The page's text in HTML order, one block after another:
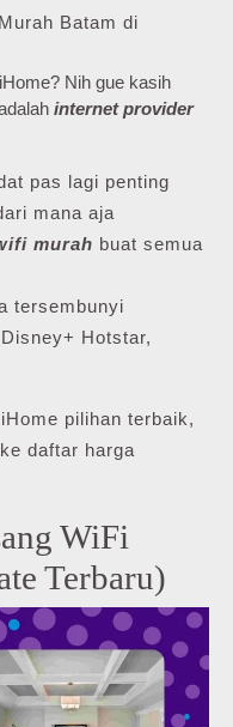
Batam di
Nih gue kasih
internet provider
pas lagi penting
mana aja
murah buat semua
tersembunyi
Hotstar,
pilihan terbaik,
daftar harga
WiFi
Terbaru)